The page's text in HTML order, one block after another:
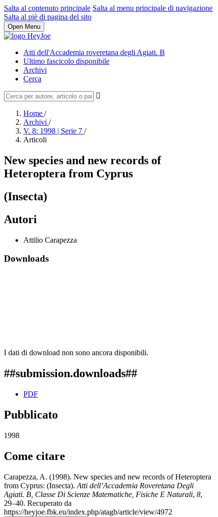
Salta al contenuto principale Salta al menu principale di navigazione
Salta al piè di pagina del sito
Open Menu
Atti dell'Accademia roveretana degli Agiati. B
Ultimo fascicolo disponibile
Archivi
Cerca
Home /
Archivi /
V. 8: 1998 | Serie 7 /
Articoli
New species and new records of
Heteroptera from Cyprus
(Insecta)
Autori
Attilio Carapezza
Downloads
I dati di download non sono ancora disponibili.
##submission.downloads##
PDF
Pubblicato
1998
Come citare
Carapezza, A. (1998). New species and new records of Heteroptera
from Cyprus: (Insecta). Atti dell’Accademia Roveretana Degli
Agiati. B, Classe Di Scienze Matematiche, Fisiche E Naturali, 8,
29–40. Recuperato da
https://heyjoe.fbk.eu/index.php/atagb/article/view/4972